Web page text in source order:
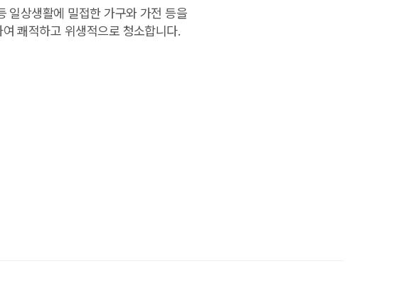
일상생활에 밀접한 가구와 가전 등을
쾌적하고 위생적으로 청소합니다.